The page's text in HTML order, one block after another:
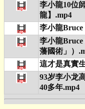
李小龍10位
龍】.mp4
李小龍
李小龍
藩國術」）
這才是真實
93岁李小龙
40多年.mp4